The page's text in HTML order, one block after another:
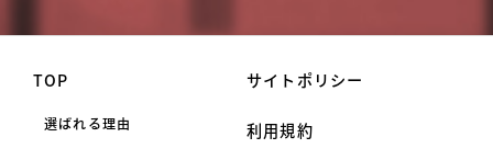
TOP
選ばれる理由
サイトポリシー
利用規約